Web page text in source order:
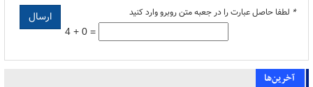
* لطفا حاصل عبارت را در جعبه متن روبرو وارد کنید
4 + 0 =
آخرین‌ها